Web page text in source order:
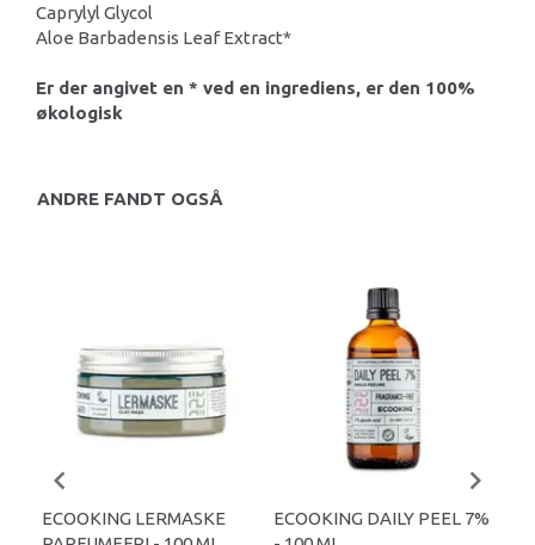
Caprylyl Glycol
Aloe Barbadensis Leaf Extract*
Er der angivet en * ved en ingrediens, er den 100%
økologisk
ANDRE FANDT OGSÅ
ECOOKING LERMASKE
ECOOKING DAILY PEEL 7%